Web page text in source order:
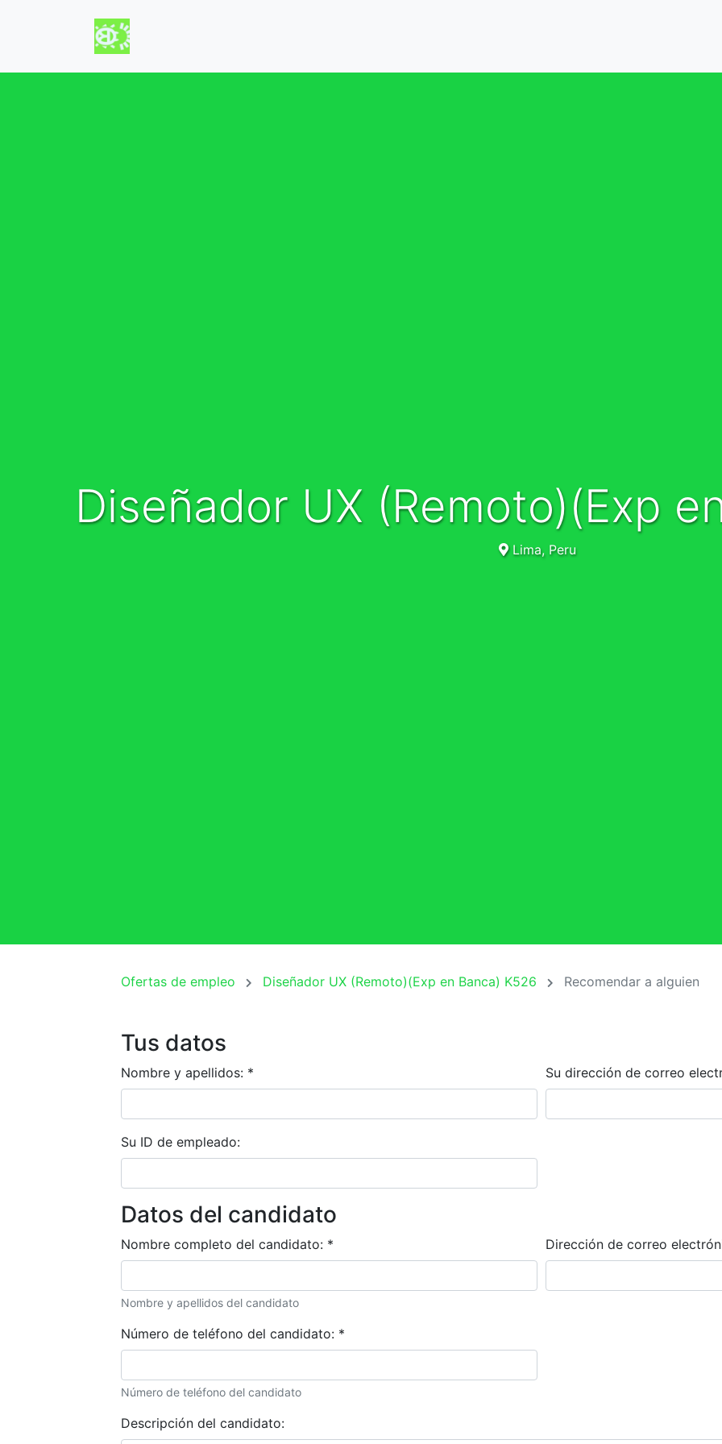
Diseñador UX (Remoto)(Exp
Lima, Peru
Ofertas de empleo Diseñador UX (Remoto)(Exp en Banca) K526 Recomendar a alguien
Tus datos
Nombre y apellidos: * Su dirección de correo
Su ID de empleado:
Datos del candidato
Nombre completo del candidato: *
Nombre y apellidos del candidato
Dirección de correo
Número de teléfono del candidato: *
Número de teléfono del candidato
Descripción del candidato: